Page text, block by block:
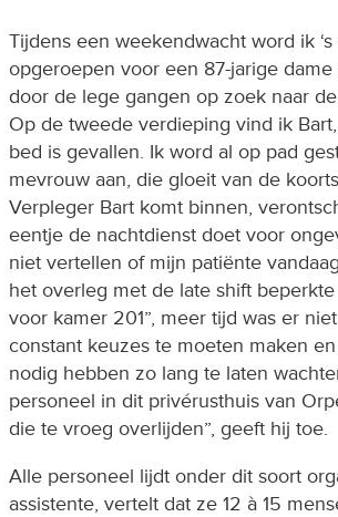
Tijdens een weekendwacht word ik
opgeroepen voor een 87-jarige
door de lege gangen op zoek naar
Op de tweede verdieping vind ik
bed is gevallen. Ik word al op pad
mevrouw aan, die gloeit van de
Verpleger Bart komt binnen,
eentje de nachtdienst doet voor
niet vertellen of mijn patiënte
het overleg met de late shift
voor kamer 201”, meer tijd was er
constant keuzes te moeten maken
nodig hebben zo lang te laten
personeel in dit privérusthuis van
die te vroeg overlijden”, geeft hij toe.
Alle personeel lijdt onder dit soort
assistente, vertelt dat ze 12 à 15